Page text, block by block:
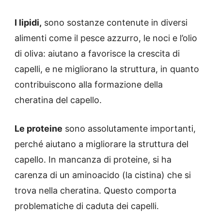
I lipidi, sono sostanze contenute in diversi
alimenti come il pesce azzurro, le noci e l’olio
di oliva: aiutano a favorisce la crescita di
capelli, e ne migliorano la struttura, in quanto
contribuiscono alla formazione della
cheratina del capello.
Le proteine sono assolutamente importanti,
perché aiutano a migliorare la struttura del
capello. In mancanza di proteine, si ha
carenza di un aminoacido (la cistina) che si
trova nella cheratina. Questo comporta
problematiche di caduta dei capelli.